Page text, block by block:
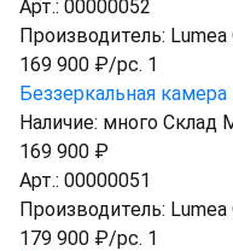
Арт.: 00000052
Производитель:
169 900 ₽/pc. 1
Беззеркальная
Наличие: много Склад
169 900 ₽
Арт.: 00000051
Производитель:
179 900 ₽/pc. 1